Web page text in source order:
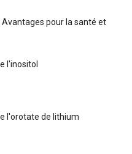
Avantages pour la santé et
l'inositol
l'orotate de lithium